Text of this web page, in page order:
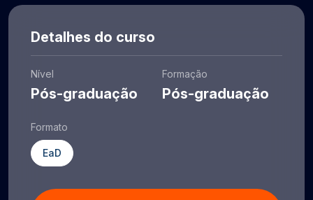
Detalhes do curso
Nível
Pós-graduação
Formação
Pós-graduação
Formato
EaD